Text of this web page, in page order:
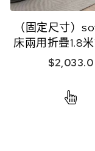
（固定尺寸）
床兩用折疊1.8
$2,033.0